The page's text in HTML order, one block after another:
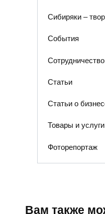
Сибиряки –
События
Сотрудничество
Статьи
Статьи о
Товары и услуги
Фоторепортаж
Вам также